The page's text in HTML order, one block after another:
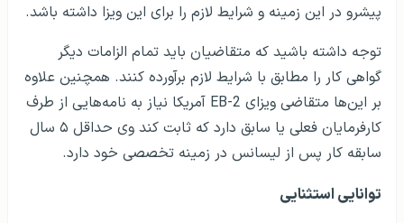
پیشرو در این زمینه و شرایط لازم را برای این ویزا داشته باشد.
توجه داشته باشید که متقاضیان باید تمام الزامات دیگر
گواهی کار را مطابق با شرایط لازم برآورده کنند. همچنین علاوه
بر این‌ها متقاضی ویزای EB-2 آمریکا نیاز به نامه‌هایی از طرف
کارفرمایان فعلی یا سابق دارد که ثابت کند وی حداقل ۵ سال
سابقه کار پس از لیسانس در زمینه تخصصی خود دارد.
توانایی استثنایی